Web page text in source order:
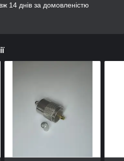
14 днів за домовленістю